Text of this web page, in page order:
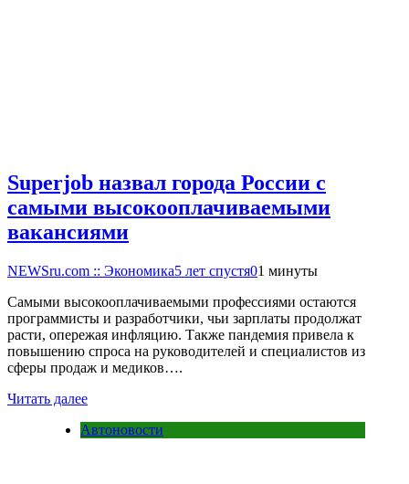
Superjob назвал города России с
самыми высокооплачиваемыми
вакансиями
NEWSru.com :: Экономика5 лет спустя01 минуты
Самыми высокооплачиваемыми профессиями остаются
программисты и разработчики, чьи зарплаты продолжат
расти, опережая инфляцию. Также пандемия привела к
повышению спроса на руководителей и специалистов из
сферы продаж и медиков….
Читать далее
Автоновости